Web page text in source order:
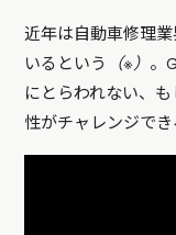
近年は自動車修理
いるという
（※） 。
にとらわれない、
性がチャレンジでき